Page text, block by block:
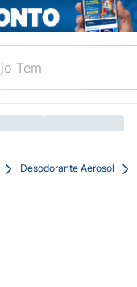
Desodorante Aerosol